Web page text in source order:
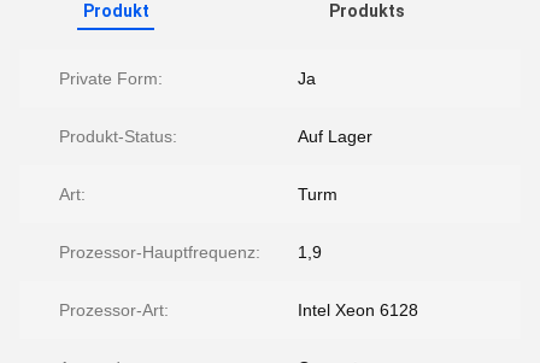
Produkt
Produkts
Private Form: Ja
Produkt-Status: Auf Lager
Art: Turm
Prozessor-Hauptfrequenz: 1,9
Prozessor-Art: Intel Xeon 6128